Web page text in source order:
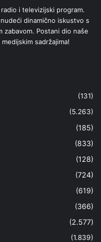
i televizijski program.
dinamično iskustvo s
zabavom. Postani dio naše
sadržajima!
(131)
(5.263)
(185)
(833)
(128)
(724)
(619)
(366)
(2.577)
(1.839)